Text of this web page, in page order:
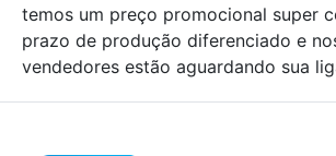
temos um preço promocional super
prazo de produção diferenciado e
vendedores estão aguardando sua